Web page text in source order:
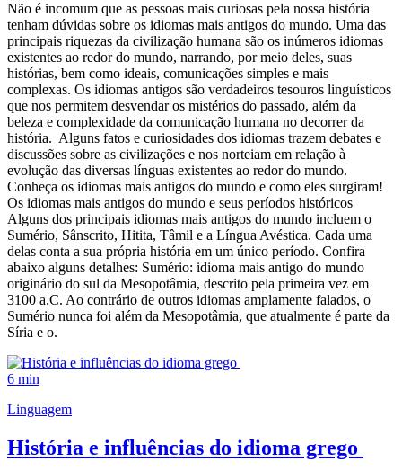
Não é incomum que as pessoas mais curiosas pela nossa história
tenham dúvidas sobre os idiomas mais antigos do mundo. Uma das
principais riquezas da civilização humana são os inúmeros idiomas
existentes ao redor do mundo, narrando, por meio deles, suas
histórias, bem como ideais, comunicações simples e mais
complexas. Os idiomas antigos são verdadeiros tesouros linguísticos
que nos permitem desvendar os mistérios do passado, além da
beleza e complexidade da comunicação humana no decorrer da
história. Alguns fatos e curiosidades dos idiomas trazem debates e
discussões sobre as civilizações e nos norteiam em relação à
evolução das diversas línguas existentes ao redor do mundo.
Conheça os idiomas mais antigos do mundo e como eles surgiram!
Os idiomas mais antigos do mundo e seus períodos históricos
Alguns dos principais idiomas mais antigos do mundo incluem o
Sumério, Sânscrito, Hitita, Tâmil e a Língua Avéstica. Cada uma
delas conta a sua própria história em um único período. Confira
abaixo alguns detalhes: Sumério: idioma mais antigo do mundo
originário do sul da Mesopotâmia, descrito pela primeira vez em
3100 a.C. Ao contrário de outros idiomas amplamente falados, o
Sumério nunca foi além da Mesopotâmia, que atualmente é parte da
Síria e o.
6 min
Linguagem
História e influências do idioma grego